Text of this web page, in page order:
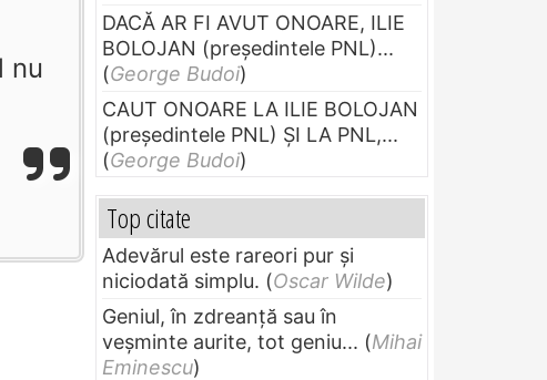
nu
DACĂ AR FI AVUT ONOARE, ILIE
BOLOJAN (preşedintele PNL)...
(George Budoi)
CAUT ONOARE LA ILIE BOLOJAN
(preşedintele PNL) ŞI LA PNL,...
(George Budoi)
Top citate
Adevărul este rareori pur și
niciodată simplu. (Oscar Wilde)
Geniul, în zdreanţă sau în
veşminte aurite, tot geniu... (Mihai
Eminescu)